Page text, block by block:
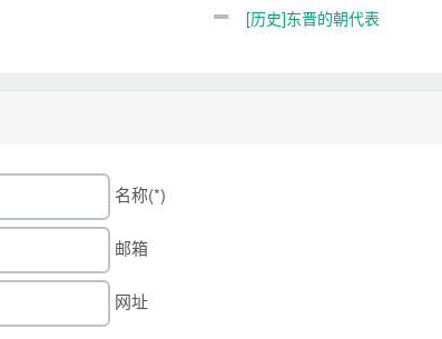
[历史]东晋的朝代表
名称(*)
邮箱
网址